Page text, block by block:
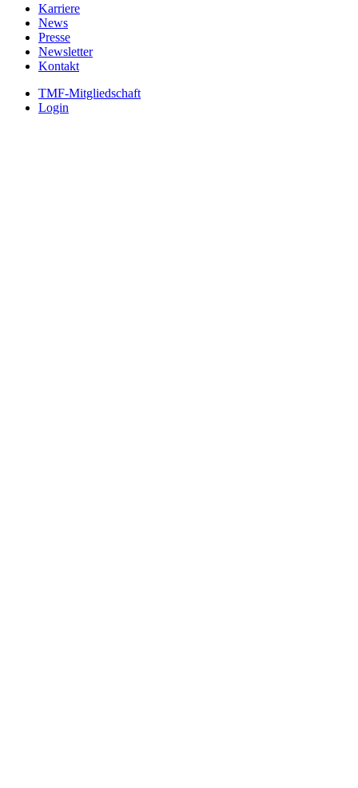
Karriere
News
Presse
Newsletter
Kontakt
TMF-Mitgliedschaft
Login